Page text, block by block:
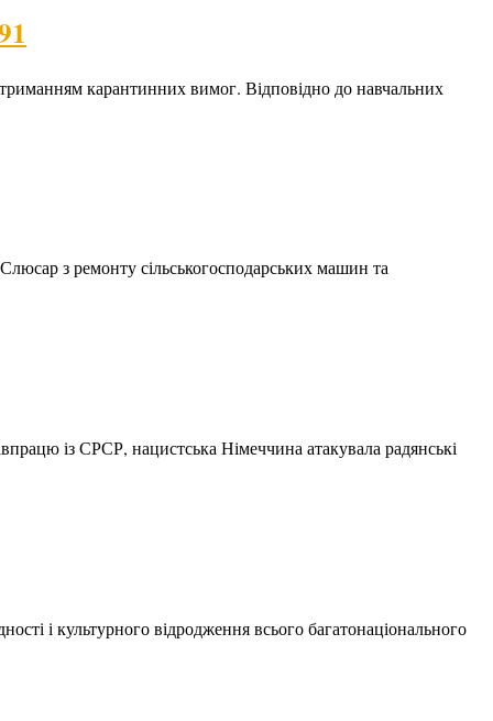
карантинних вимог. Відповідно до навчальних
з ремонту сільськогосподарських машин та
із СРСР, нацистська Німеччина атакувала радянські
і культурного відродження всього багатонаціонального